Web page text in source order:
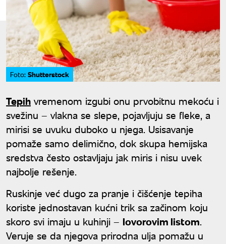
Foto: Shutterstock
Tepih vremenom izgubi onu prvobitnu mekoću i
svežinu – vlakna se slepe, pojavljuju se fleke, a
mirisi se uvuku duboko u njega. Usisavanje
pomaže samo delimično, dok skupa hemijska
sredstva često ostavljaju jak miris i nisu uvek
najbolje rešenje.
Ruskinje već dugo za pranje i čišćenje tepiha
koriste jednostavan kućni trik sa začinom koju
skoro svi imaju u kuhinji – lovorovim listom.
Veruje se da njegova prirodna ulja pomažu u